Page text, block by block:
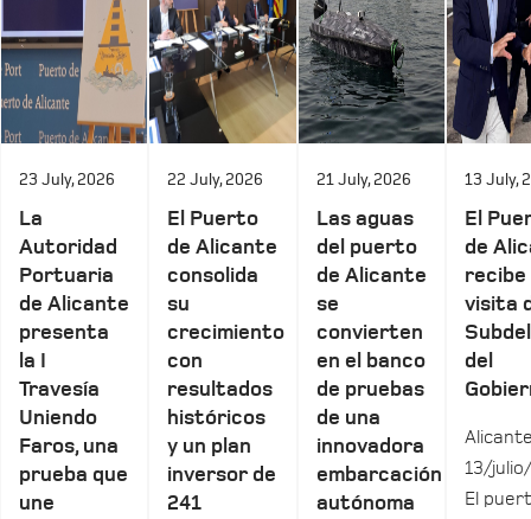
23 July, 2026
La
Autoridad
Portuaria
de Alicante
presenta
la I
Travesía
Uniendo
Faros, una
prueba que
une
22 July, 2026
El Puerto
de Alicante
consolida
su
crecimiento
con
resultados
históricos
y un plan
inversor de
241
21 July, 2026
Las aguas
del puerto
de Alicante
se
convierten
en el banco
de pruebas
de una
innovadora
embarcación
autónoma
13 July,
El
de
recibe
visita
del
13/
El